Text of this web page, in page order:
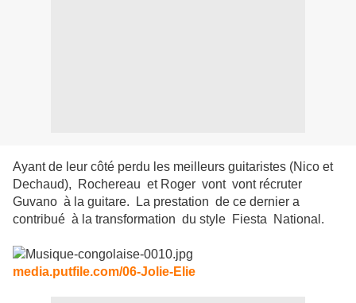
Ayant de leur côté perdu les meilleurs guitaristes (Nico et
Dechaud), Rochereau et Roger vont vont récruter
Guvano à la guitare. La prestation de ce dernier a
contribué à la transformation du style Fiesta National.
media.putfile.com/06-Jolie-Elie